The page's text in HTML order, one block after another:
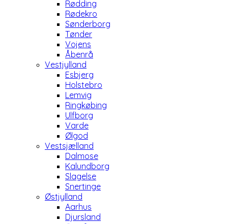
Rødding
Rødekro
Sønderborg
Tønder
Vojens
Åbenrå
Vestjylland
Esbjerg
Holstebro
Lemvig
Ringkøbing
Ulfborg
Varde
Ølgod
Vestsjælland
Dalmose
Kalundborg
Slagelse
Snertinge
Østjylland
Aarhus
Djursland